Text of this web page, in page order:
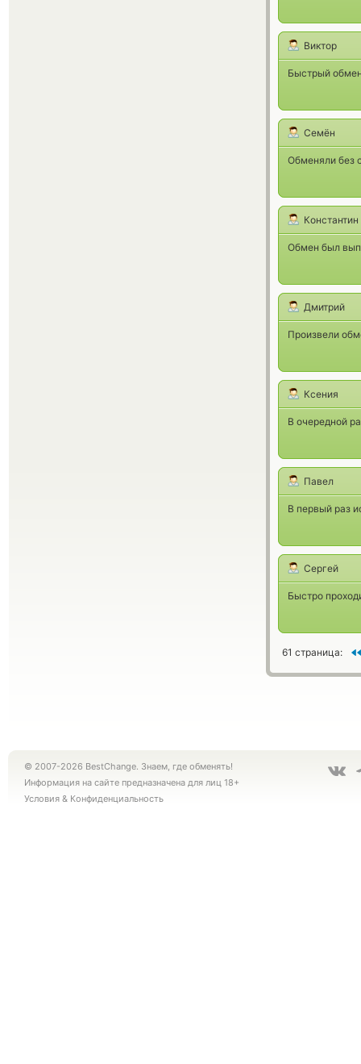
Виктор
Быстрый
Семён
Обменяли без
Константин
Обмен был
Дмитрий
Произвели
Ксения
В очередной
Павел
В первый раз
Сергей
Быстро
61 страница:
© 2007-2026 BestChange. Знаем, где обменять!
Информация на сайте предназначена для лиц 18+
Условия & Конфиденциальность